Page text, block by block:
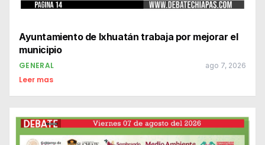
Ayuntamiento de Ixhuatán trabaja por mejorar el
municipio
GENERAL ago 7, 2026
Leer mas